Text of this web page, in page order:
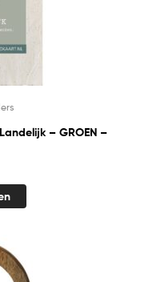
– GROEN –